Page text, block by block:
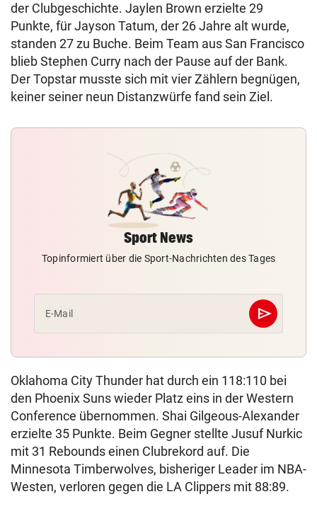
der Clubgeschichte. Jaylen Brown erzielte 29
Punkte, für Jayson Tatum, der 26 Jahre alt wurde,
standen 27 zu Buche. Beim Team aus San Francisco
blieb Stephen Curry nach der Pause auf der Bank.
Der Topstar musste sich mit vier Zählern begnügen,
keiner seiner neun Distanzwürfe fand sein Ziel.
Sport News
Topinformiert über die Sport-Nachrichten des Tages
E-Mail send
Abschicken
Oklahoma City Thunder hat durch ein 118:110 bei
den Phoenix Suns wieder Platz eins in der Western
Conference übernommen. Shai Gilgeous-Alexander
erzielte 35 Punkte. Beim Gegner stellte Jusuf Nurkic
mit 31 Rebounds einen Clubrekord auf. Die
Minnesota Timberwolves, bisheriger Leader im NBA-
Westen, verloren gegen die LA Clippers mit 88:89.